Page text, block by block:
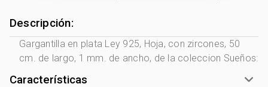
Descripción:
Gargantilla en plata Ley 925, Hoja, con zircones, 50
cm. de largo, 1 mm. de ancho, de la coleccion Sueños:
Características